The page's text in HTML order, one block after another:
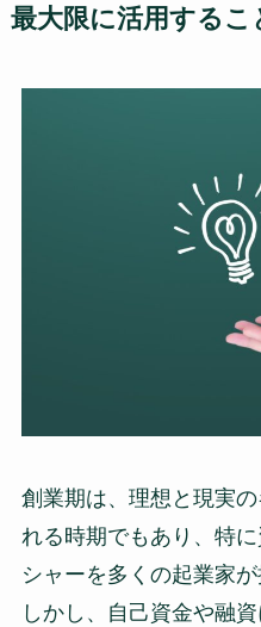
最大限に活用するこ
創業期は、理想と現実
れる時期でもあり、特
シャーを多くの起業家が
しかし、自己資金や融